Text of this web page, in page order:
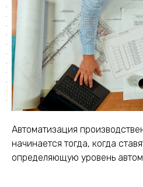
Автоматизация
начинается тогда, когда
определяющую уровень